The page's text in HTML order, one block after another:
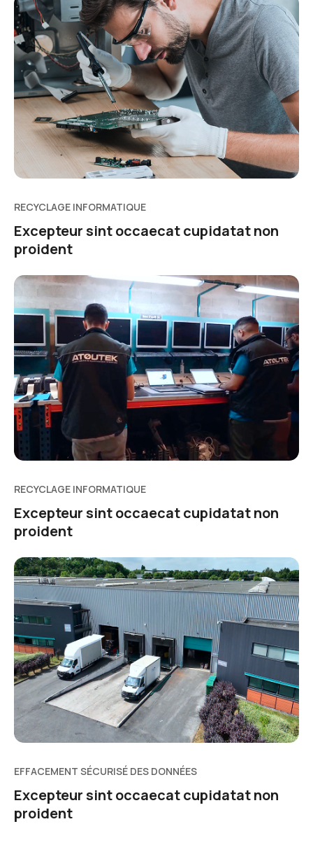
RECYCLAGE INFORMATIQUE
Excepteur sint occaecat cupidatat non
proident
RECYCLAGE INFORMATIQUE
Excepteur sint occaecat cupidatat non
proident
EFFACEMENT SÉCURISÉ DES DONNÉES
Excepteur sint occaecat cupidatat non
proident